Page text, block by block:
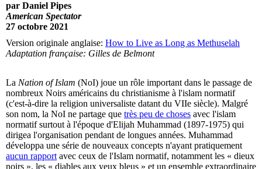
par Daniel Pipes
American Spectator
27 octobre 2021
Version originale anglaise: How to Live as Long as Methuselah
Adaptation française: Gilles de Belmont
La Nation of Islam (NoI) joue un rôle important dans le passage de
nombreux Noirs américains du christianisme à l'islam normatif
(c'est-à-dire la religion universaliste datant du VIIe siècle). Malgré
son nom, la NoI ne partage que très peu de choses avec l'islam
normatif surtout à l'époque d'Elijah Muhammad (1897-1975) qui
dirigea l'organisation pendant de longues années. Muhammad
développa une série de nouveaux concepts n'ayant pratiquement
aucun rapport avec ceux de l'Islam normatif, notamment les « dieux
noirs », les « diables aux yeux bleus » et un ensemble extraordinaire